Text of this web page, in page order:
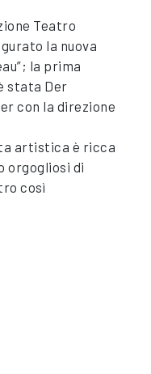
Teatro
la nuova
la prima
stata Der
con la direzione
artistica è ricca
orgogliosi di
così